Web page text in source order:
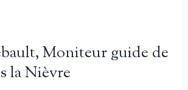
Moniteur guide de
la Nièvre